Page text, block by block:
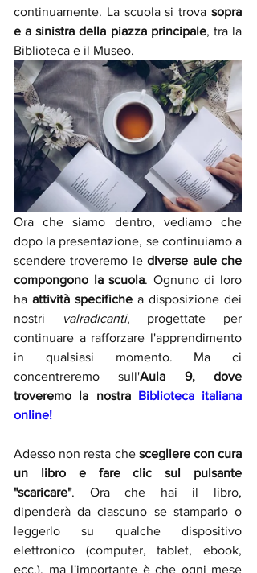
continuamente. La scuola si trova sopra
e a sinistra della piazza principale, tra la
Biblioteca e il Museo.
Ora che siamo dentro, vediamo che
dopo la presentazione, se continuiamo a
scendere troveremo le diverse aule che
compongono la scuola. Ognuno di loro
ha attività specifiche a disposizione dei
nostri
valradicanti, progettate per
continuare a rafforzare l'apprendimento
in qualsiasi momento. Ma ci
concentreremo sull'Aula 9, dove
troveremo la nostra Biblioteca italiana
online!
Adesso non resta che scegliere con cura
un libro e fare clic sul pulsante
"scaricare". Ora che hai il libro,
dipenderà da ciascuno se stamparlo o
leggerlo su qualche dispositivo
elettronico (computer, tablet, ebook,
ecc.), ma l'importante è che ogni mese